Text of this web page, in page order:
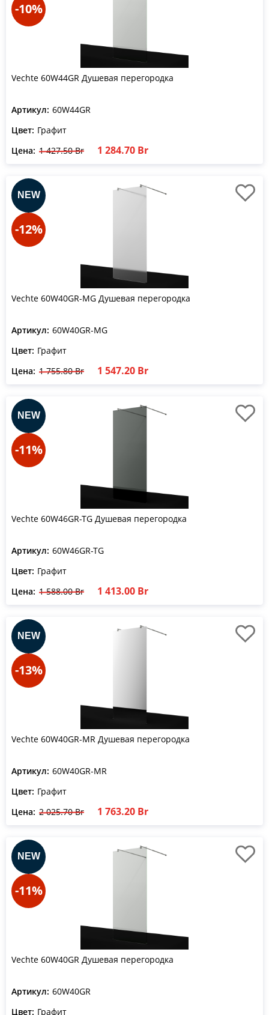
-10%
Vechte 60W44GR Душевая перегородка
Артикул: 60W44GR
Цвет: Графит
Цена: 1 427.50 Br 1 284.70 Br
-12%
Vechte 60W40GR-MG Душевая перегородка
Артикул: 60W40GR-MG
Цвет: Графит
Цена: 1 755.80 Br 1 547.20 Br
-11%
Vechte 60W46GR-TG Душевая перегородка
Артикул: 60W46GR-TG
Цвет: Графит
Цена: 1 588.00 Br 1 413.00 Br
-13%
Vechte 60W40GR-MR Душевая перегородка
Артикул: 60W40GR-MR
Цвет: Графит
Цена: 2 025.70 Br 1 763.20 Br
-11%
Vechte 60W40GR Душевая перегородка
Артикул: 60W40GR
Цвет: Графит